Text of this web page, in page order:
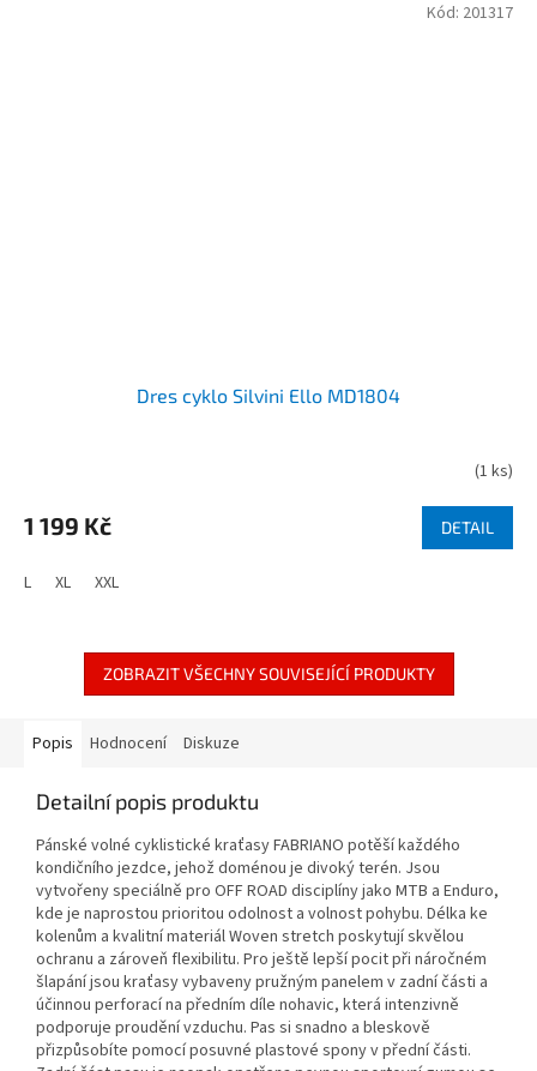
Dres cyklo Silvini Ello MD1804
(1 ks)
1 199 Kč DETAIL
L XL XXL
Kód: 201317
ZOBRAZIT VŠECHNY SOUVISEJÍCÍ PRODUKTY
Popis Hodnocení Diskuze
Detailní popis produktu
Pánské volné cyklistické kraťasy FABRIANO potěší každého
kondičního jezdce, jehož doménou je divoký terén. Jsou
vytvořeny speciálně pro OFF ROAD disciplíny jako MTB a Enduro,
kde je naprostou prioritou odolnost a volnost pohybu. Délka ke
kolenům a kvalitní materiál Woven stretch poskytují skvělou
ochranu a zároveň flexibilitu. Pro ještě lepší pocit při náročném
šlapání jsou kraťasy vybaveny pružným panelem v zadní části a
účinnou perforací na předním díle nohavic, která intenzivně
podporuje proudění vzduchu. Pas si snadno a bleskově
přizpůsobíte pomocí posuvné plastové spony v přední části.